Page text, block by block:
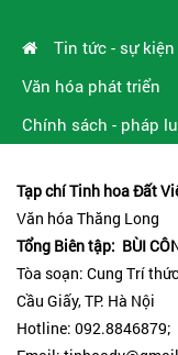
Tin tức - sự kiện
Văn hóa phát triển
Chính sách - pháp
Tạp chí Tinh hoa Đất
Văn hóa Thăng Long
Tổng Biên tập: BÙI
Tòa soạn: Cung Trí
Cầu Giấy, TP. Hà Nội
Hotline: 092.8846879;